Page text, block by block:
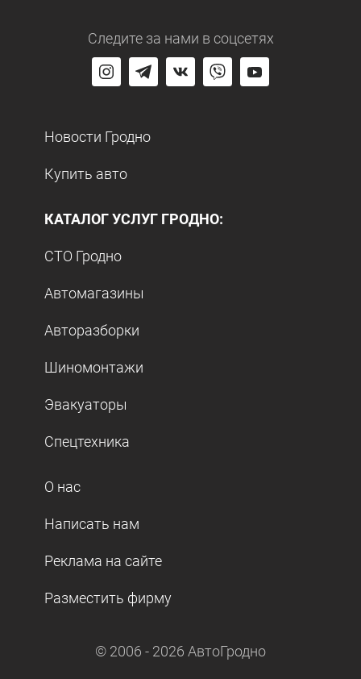
Следите за нами в соцсетях
Новости Гродно
Купить авто
КАТАЛОГ УСЛУГ ГРОДНО:
СТО Гродно
Автомагазины
Авторазборки
Шиномонтажи
Эвакуаторы
Спецтехника
О нас
Написать нам
Реклама на сайте
Разместить фирму
© 2006 - 2026 АвтоГродно